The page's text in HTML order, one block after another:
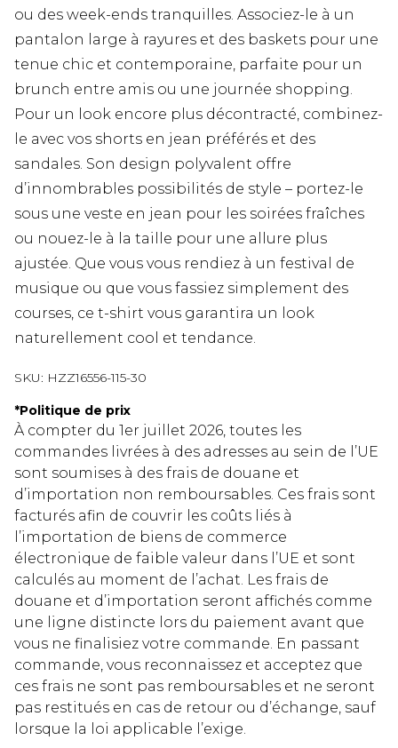
ou des week-ends tranquilles. Associez-le à un
pantalon large à rayures et des baskets pour une
tenue chic et contemporaine, parfaite pour un
brunch entre amis ou une journée shopping.
Pour un look encore plus décontracté, combinez-
le avec vos shorts en jean préférés et des
sandales. Son design polyvalent offre
d’innombrables possibilités de style – portez-le
sous une veste en jean pour les soirées fraîches
ou nouez-le à la taille pour une allure plus
ajustée. Que vous vous rendiez à un festival de
musique ou que vous fassiez simplement des
courses, ce t-shirt vous garantira un look
naturellement cool et tendance.
SKU: HZZ16556-115-30
*Politique de prix
À compter du 1er juillet 2026, toutes les
commandes livrées à des adresses au sein de l’UE
sont soumises à des frais de douane et
d’importation non remboursables. Ces frais sont
facturés afin de couvrir les coûts liés à
l’importation de biens de commerce
électronique de faible valeur dans l’UE et sont
calculés au moment de l’achat. Les frais de
douane et d’importation seront affichés comme
une ligne distincte lors du paiement avant que
vous ne finalisiez votre commande. En passant
commande, vous reconnaissez et acceptez que
ces frais ne sont pas remboursables et ne seront
pas restitués en cas de retour ou d’échange, sauf
lorsque la loi applicable l’exige.